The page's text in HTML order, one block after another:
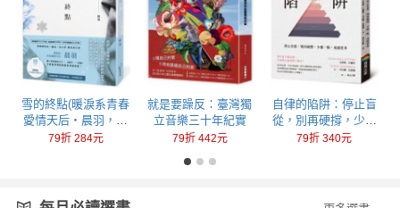
雪的終點(暖淚系青春
愛情天后‧晨羽，全
新加筆黑暗純愛系列
79折 284元
就是要躁反：臺灣獨
立音樂三十年紀實
79折 442元
自律的陷阱：停止盲
從，別再硬撐，少做
一點，成就更多
79折 340元